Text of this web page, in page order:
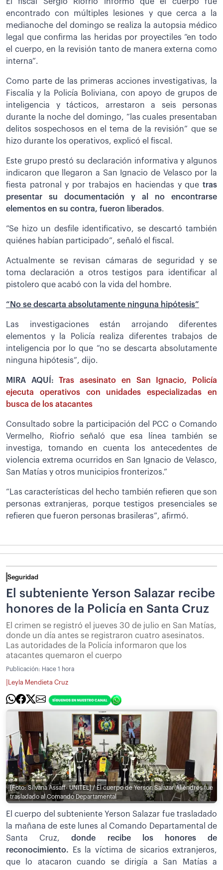
encontrado con múltiples lesiones y que cerca a la
medianoche del domingo se realiza la autopsia médico
legal que confirma las heridas por proyectiles “en todo
el cuerpo, en la revisión tanto de manera externa como
interna”.
Como parte de las primeras acciones investigativas, la
Fiscalía y la Policía Boliviana, con apoyo de grupos de
inteligencia y tácticos, arrestaron a seis personas
durante la noche del domingo, “las cuales presentaban
delitos sospechosos en el tema de la revisión” que se
hizo durante los operativos, explicó el fiscal.
Este grupo prestó su declaración informativa y algunos
indicaron que llegaron a San Ignacio de Velasco por la
fiesta patronal y por trabajos en haciendas y que tras
presentar su documentación y al no encontrarse
elementos en su contra, fueron liberados.
”Se hizo un desfile identificativo, se descartó también
quiénes habían participado”, señaló el fiscal.
Actualmente se revisan cámaras de seguridad y se
toma declaración a otros testigos para identificar al
pistolero que acabó con la vida del hombre.
“No se descarta absolutamente ninguna hipótesis”
Las investigaciones están arrojando diferentes
elementos y la Policía realiza diferentes trabajos de
inteligencia por lo que “no se descarta absolutamente
ninguna hipótesis”, dijo.
MIRA AQUÍ:Tras asesinato en San Ignacio, Policía
ejecuta operativos con unidades especializadas en
busca de los atacantes
Consultado sobre la participación del PCC o Comando
Vermelho, Riofrio señaló que esa línea también se
investiga, tomando en cuenta los antecedentes de
violencia extrema ocurridos en San Ignacio de Velasco,
San Matías y otros municipios fronterizos.”
“Las características del hecho también refieren que son
personas extranjeras, porque testigos presenciales se
refieren que fueron personas brasileras”, afirmó.
Seguridad
El subteniente Yerson Salazar recibe
honores de la Policía en Santa Cruz
El crimen se registró el jueves 30 de julio en San Matías,
donde un día antes se registraron cuatro asesinatos.
Las autoridades de la Policía informaron que los
atacantes quemaron el cuerpo
Publicación: Hace 1 hora
Leyla Mendieta Cruz
[Foto: Silvana Assaff- UNITEL] / El cuerpo de Yerson Salazar Aliendres fue
trasladado al Comando Departamental
El cuerpo del subteniente Yerson Salazar fue trasladado
la mañana de este lunes al Comando Departamental de
Santa Cruz,donde recibe los honores de
reconocimiento. Es la víctima de sicarios extranjeros,
que lo atacaron cuando se dirigía a San Matías a